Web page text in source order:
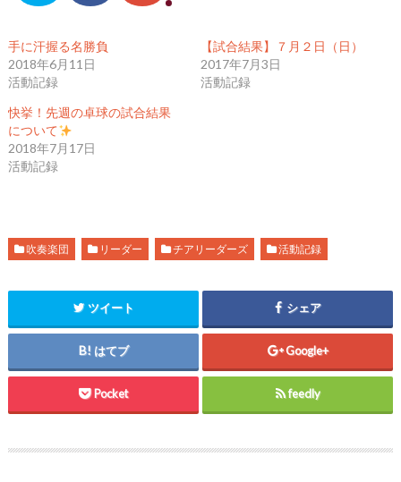
ッ
て
T
w
i
t
e
r
で
共
有
(
新
ド
ウ
で
ま
c
o
o
k
で
す
る
ク
さ
い
(
い
ウ
ィ
ド
ウ
で
き
ま
す
ッ
e
+
ド
で
ま
手に汗握る名勝負
2018年6月11日
活動記録
【試合結果】７月２日（日）
2017年7月3日
活動記録
快挙！先週の卓球の試合結果
について
2018年7月17日
活動記録
吹奏楽団 リーダー チアリーダーズ 活動記録
ツイート シェア
はてブ Google+
Pocket feedly